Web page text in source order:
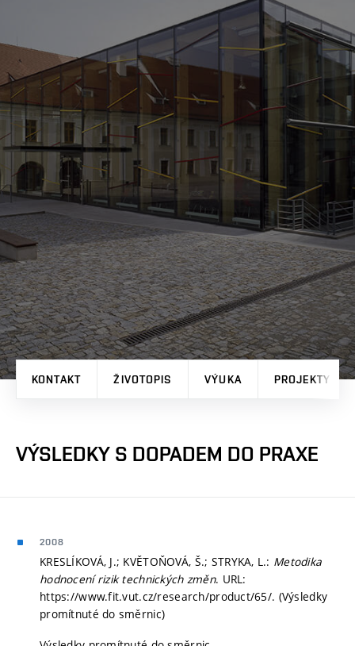
KONTAKT ŽIVOTOPIS VÝUKA PROJEKTY
VÝSLEDKY S DOPADEM DO PRAXE
2008
KRESLÍKOVÁ, J.; KVĚTOŇOVÁ, Š.; STRYKA, L.: Metodika
hodnocení rizik technických změn. URL:
https://www.fit.vut.cz/research/product/65/. (Výsledky
promítnuté do směrnic)